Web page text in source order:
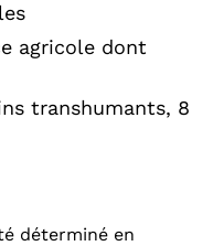
agricole dont
transhumants, 8
déterminé en